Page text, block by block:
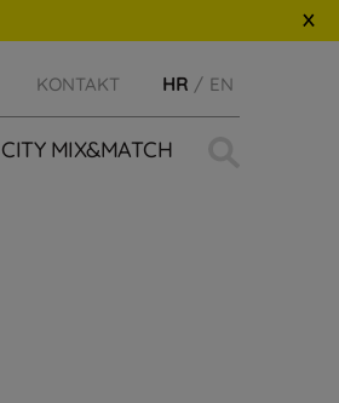
KONTAKT HR EN
CITY MIX&MATCH